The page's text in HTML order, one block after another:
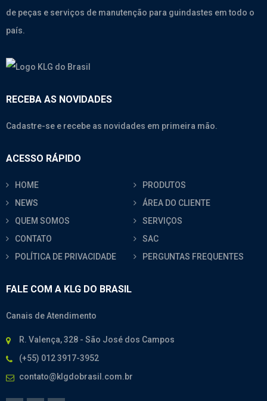
de peças e serviços de manutenção para guindastes em todo o
país.
RECEBA AS NOVIDADES
Cadastre-se e recebe as novidades em primeira mão.
ACESSO RÁPIDO
HOME
PRODUTOS
NEWS
ÁREA DO CLIENTE
QUEM SOMOS
SERVIÇOS
CONTATO
SAC
POLÍTICA DE PRIVACIDADE
PERGUNTAS FREQUENTES
FALE COM A KLG DO BRASIL
Canais de Atendimento
R. Valença, 328 - São José dos Campos
(+55) 012 3917-3952
contato@klgdobrasil.com.br